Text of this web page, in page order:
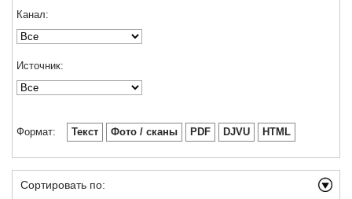
Канал:
Источник:
Формат: Текст Фото / сканы PDF DJVU HTML
Сортировать по: